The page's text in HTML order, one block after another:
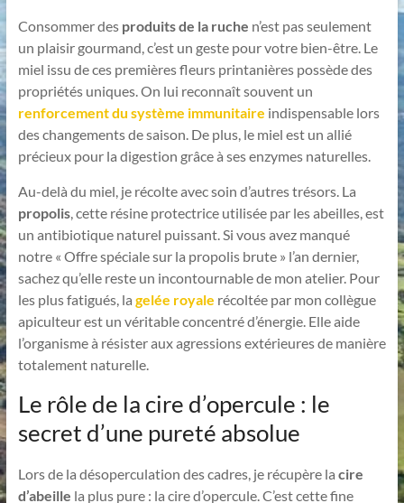
Consommer des produits de la ruche n’est pas seulement
un plaisir gourmand, c’est un geste pour votre bien-être. Le
miel issu de ces premières fleurs printanières possède des
propriétés uniques. On lui reconnaît souvent un
renforcement du système immunitaire indispensable lors
des changements de saison. De plus, le miel est un allié
précieux pour la digestion grâce à ses enzymes naturelles.
Au-delà du miel, je récolte avec soin d’autres trésors. La
propolis, cette résine protectrice utilisée par les abeilles, est
un antibiotique naturel puissant. Si vous avez manqué
notre « Offre spéciale sur la propolis brute » l’an dernier,
sachez qu’elle reste un incontournable de mon atelier. Pour
les plus fatigués, la gelée royale récoltée par mon collègue
apiculteur est un véritable concentré d’énergie. Elle aide
l’organisme à résister aux agressions extérieures de manière
totalement naturelle.
Le rôle de la cire d’opercule : le
secret d’une pureté absolue
Lors de la désoperculation des cadres, je récupère la cire
d’abeille la plus pure : la cire d’opercule. C’est cette fine